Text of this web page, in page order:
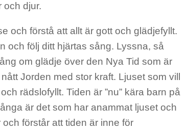
och djur.
och förstå att allt är gott och glädjefyllt.
och följ ditt hjärtas sång. Lyssna, så
om glädje över den Nya Tid som är
Jorden med stor kraft. Ljuset som vill
rädslofyllt. Tiden är ”nu” kära barn på
är det som har anammat ljuset och
förstår att tiden är inne för